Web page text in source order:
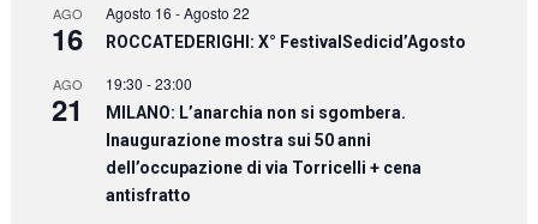
AGO
16
Agosto 16 -Agosto 22
ROCCATEDERIGHI: X° FestivalSedicid’Agosto
AGO
21
19:30 -23:00
MILANO: L’anarchia non si sgombera.
Inaugurazione mostra sui 50 anni
dell’occupazione di via Torricelli + cena
antisfratto